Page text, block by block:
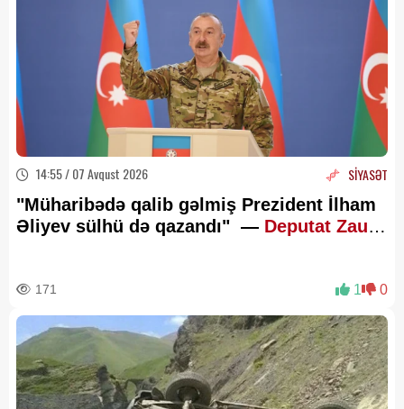
14:55 / 07 Avqust 2026 SİYASƏT
"Müharibədə qalib gəlmiş Prezident İlham
Əliyev sülhü də qazandı" — Deputat Zaur
171 1 0